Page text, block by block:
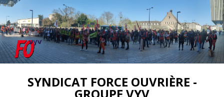
SYNDICAT FORCE OUVRIÈRE -